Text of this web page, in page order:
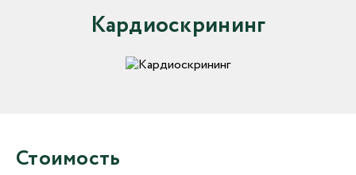
Кардиоскрининг
Стоимость